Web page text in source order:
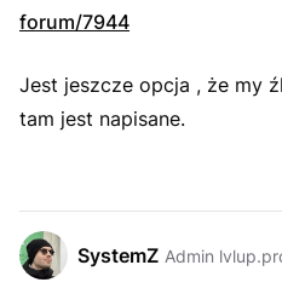
forum/7944
Jest jeszcze opcja , że my
tam jest napisane.
SystemZ Admin